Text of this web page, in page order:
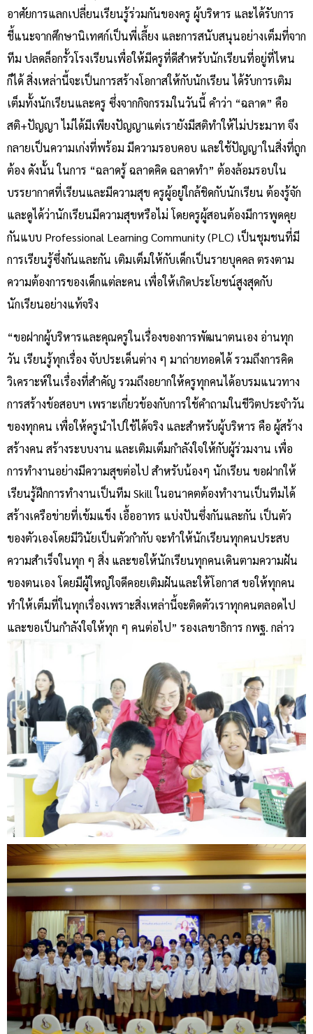
อาศัยการแลกเปลี่ยนเรียนรู้ร่วมกันของครู ผู้บริหาร และได้รับการ
ชี้แนะจากศึกษานิเทศก์เป็นพี่เลี้ยง และการสนับสนุนอย่างเต็มที่จาก
ทีม ปลดล็อกรั้วโรงเรียนเพื่อให้มีครูที่ดีสำหรับนักเรียนที่อยู่ที่ไหน
ก็ได้ สิ่งเหล่านี้จะเป็นการสร้างโอกาสให้กับนักเรียน ได้รับการเติม
เต็มทั้งนักเรียนและครู ซึ่งจากกิจกรรมในวันนี้ คำว่า “ฉลาด” คือ
สติ+ปัญญา ไม่ได้มีเพียงปัญญาแต่เรายังมีสติทำให้ไม่ประมาท จึง
กลายเป็นความเก่งที่พร้อม มีความรอบคอบ และใช้ปัญญาในสิ่งที่ถูก
ต้อง ดังนั้น ในการ “ฉลาดรู้ ฉลาดคิด ฉลาดทำ” ต้องล้อมรอบใน
บรรยากาศที่เรียนและมีความสุข ครูผู้อยู่ใกล้ชิดกับนักเรียน ต้องรู้จัก
และดูได้ว่านักเรียนมีความสุขหรือไม่ โดยครูผู้สอนต้องมีการพูดคุย
กันแบบ Professional Learning Community (PLC) เป็นชุมชนที่มี
การเรียนรู้ซึ่งกันและกัน เติมเต็มให้กับเด็กเป็นรายบุคคล ตรงตาม
ความต้องการของเด็กแต่ละคน เพื่อให้เกิดประโยชน์สูงสุดกับ
นักเรียนอย่างแท้จริง
“ขอฝากผู้บริหารและคุณครูในเรื่องของการพัฒนาตนเอง อ่านทุก
วัน เรียนรู้ทุกเรื่อง จับประเด็นต่าง ๆ มาถ่ายทอดได้ รวมถึงการคิด
วิเคราะห์ในเรื่องที่สำคัญ รวมถึงอยากให้ครูทุกคนได้อบรมแนวทาง
การสร้างข้อสอบฯ เพราะเกี่ยวข้องกับการใช้คำถามในชีวิตประจำวัน
ของทุกคน เพื่อให้ครูนำไปใช้ได้จริง และสำหรับผู้บริหาร คือ ผู้สร้าง
สร้างคน สร้างระบบงาน และเติมเต็มกำลังใจให้กับผู้ร่วมงาน เพื่อ
การทำงานอย่างมีความสุขต่อไป สำหรับน้องๆ นักเรียน ขอฝากให้
เรียนรู้ฝึกการทำงานเป็นทีม Skill ในอนาคตต้องทำงานเป็นทีมได้
สร้างเครือข่ายที่เข้มแข็ง เอื้ออาทร แบ่งปันซึ่งกันและกัน เป็นตัว
ของตัวเองโดยมีวินัยเป็นตัวกำกับ จะทำให้นักเรียนทุกคนประสบ
ความสำเร็จในทุก ๆ สิ่ง และขอให้นักเรียนทุกคนเดินตามความฝัน
ของตนเอง โดยมีผู้ใหญ่ใจดีคอยเติมฝันและให้โอกาส ขอให้ทุกคน
ทำให้เต็มที่ในทุกเรื่องเพราะสิ่งเหล่านี้จะติดตัวเราทุกคนตลอดไป
และขอเป็นกำลังใจให้ทุก ๆ คนต่อไป” รองเลขาธิการ กพฐ. กล่าว